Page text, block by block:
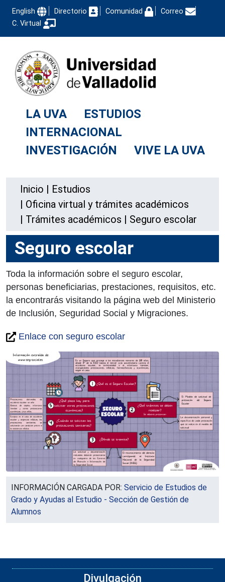
English Directorio Comunidad
Correo
C. Virtual
LA UVA
ESTUDIOS
INTERNACIONAL
INVESTIGACIÓN
VIVE LA UVA
Inicio | Estudios
| Oficina virtual y trámites académicos
| Trámites académicos | Seguro escolar
Seguro escolar
Toda la información sobre el seguro escolar,
personas beneficiarias, prestaciones, requisitos, etc.
la encontrarás visitando la página web del Ministerio
de Inclusión, Seguridad Social y Migraciones.
Enlace con seguro escolar
INFORMACIÓN CARGADA POR: Servicio de Estudios de
Grado y Ayudas al Estudio - Sección de Gestión de
Alumnos
Divulgación